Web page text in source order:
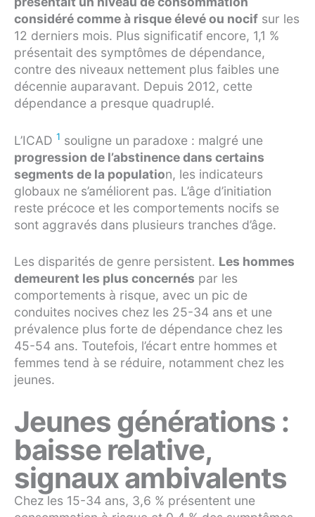
considéré comme à risque élevé ou nocif sur les
12 derniers mois. Plus significatif encore, 1,1 %
présentait des symptômes de dépendance,
contre des niveaux nettement plus faibles une
décennie auparavant. Depuis 2012, cette
dépendance a presque quadruplé.
L’ICAD 1 souligne un paradoxe : malgré une
progression de l’abstinence dans certains
segments de la population, les indicateurs
globaux ne s’améliorent pas. L’âge d’initiation
reste précoce et les comportements nocifs se
sont aggravés dans plusieurs tranches d’âge.
Les disparités de genre persistent. Les hommes
demeurent les plus concernés par les
comportements à risque, avec un pic de
conduites nocives chez les 25-34 ans et une
prévalence plus forte de dépendance chez les
45-54 ans. Toutefois, l’écart entre hommes et
femmes tend à se réduire, notamment chez les
jeunes.
Jeunes générations :
baisse relative,
signaux ambivalents
Chez les 15-34 ans, 3,6 % présentent une